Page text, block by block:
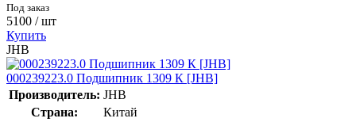
Под заказ
5100 / шт
Купить
JHB
000239223.0 Подшипник 1309 К [JHB]
Производитель: JHB
Страна:
Китай